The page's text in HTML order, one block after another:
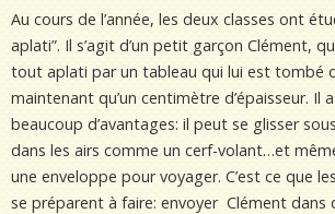
Au cours de l’année, les deux classes ont
aplati”. Il s’agit d’un petit garçon Clément,
tout aplati par un tableau qui lui est tombé
maintenant qu’un centimètre d’épaisseur. Il
beaucoup d’avantages: il peut se glisser
dans les airs comme un cerf-volant…et
une enveloppe pour voyager. C’est ce que
se préparent à faire: envoyer Clément dans